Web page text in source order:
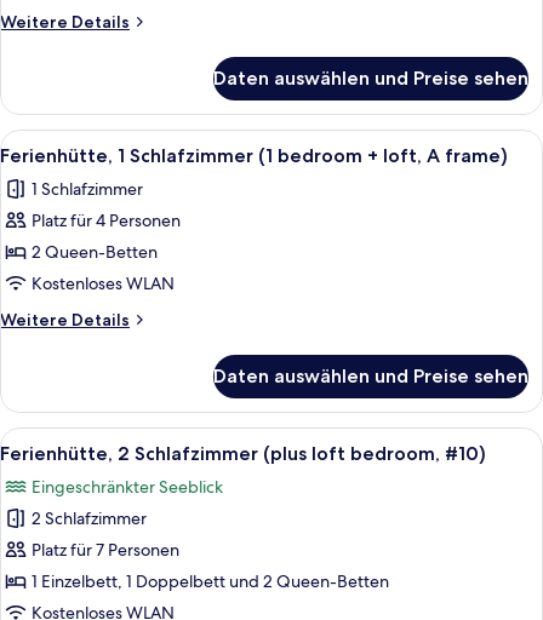
anzeigen
Weitere Details
Weitere
3 Schlafzimmer,
Bäder
Daten auswählen und Preise sehen
Alle
Fotos
für
Ferienhütte,
1
Schlafzimmer
(1
bedroom
loft,
A
frame)
anzeigen
Ein Wohnzimmer mit grauem Sofa,
9
Ferienhütte, 1 Schlafzimmer (1 bedroom + loft, A frame)
1 Schlafzimmer
Platz für 4 Personen
2 Queen-Betten
Kostenloses WLAN
Weitere Details
Weitere
1
Schlafzimmer
(1
+
loft,
A
frame)
Daten auswählen und Preise sehen
Alle
Fotos
für
Ferienhütte,
2 Schlafzimmer
(plus
loft
Eine Küche mit Holztisch,
10
Ferienhütte, 2 Schlafzimmer (plus loft bedroom, #10)
Eingeschränkter Seeblick
2 Schlafzimmer
Platz für 7 Personen
1 Einzelbett, 1 Doppelbett und 2 Queen-Betten
Kostenloses WLAN